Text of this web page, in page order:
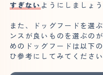
すぎない ようにしましょう
また、ドッグフードを選
ンスが良いものを選ぶの
めのドッグフードは以下
ひ参考にしてみてください